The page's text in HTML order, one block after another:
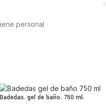
personal
Badedas. gel de baño. 750 ml.